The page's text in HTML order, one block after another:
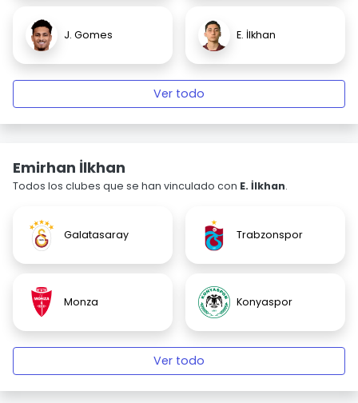
J. Gomes E. İlkhan
Ver todo
Emirhan İlkhan
Todos los clubes que se han vinculado con E. İlkhan.
Galatasaray Trabzonspor
Monza Konyaspor
Ver todo